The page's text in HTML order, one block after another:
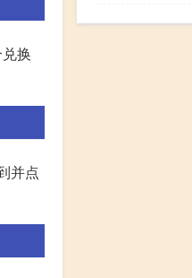
换
并点